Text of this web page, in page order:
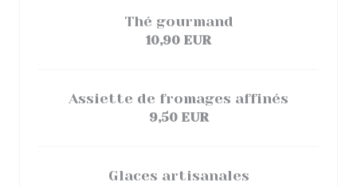
Thé gourmand
10,90 EUR
Assiette de fromages affinés
9,50 EUR
Glaces artisanales